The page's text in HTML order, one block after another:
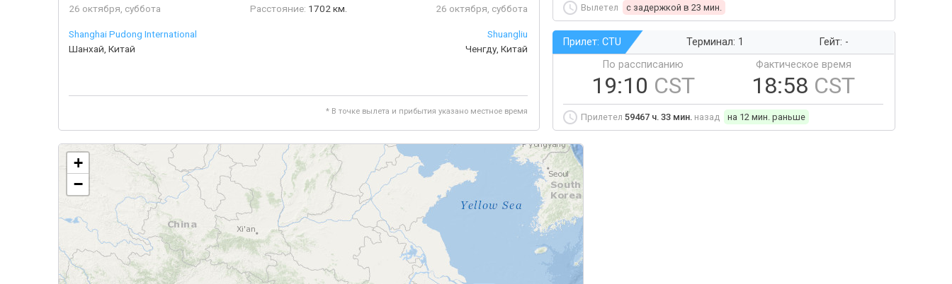
26 октября, суббота
Расстояние: 1702 км.
26 октября, суббота
Shanghai Pudong International
Шанхай, Китай
Shuangliu
Ченгду, Китай
* В точке вылета и прибытия указано местное время
Вылетел c задержкой в 23 мин.
Прилет: CTU Терминал: 1
Гейт: -
По рассписанию
19:10 CST
Фактическое время
18:58 CST
Прилетел 59467 ч. 33 мин. назад на 12 мин. раньше
+
−